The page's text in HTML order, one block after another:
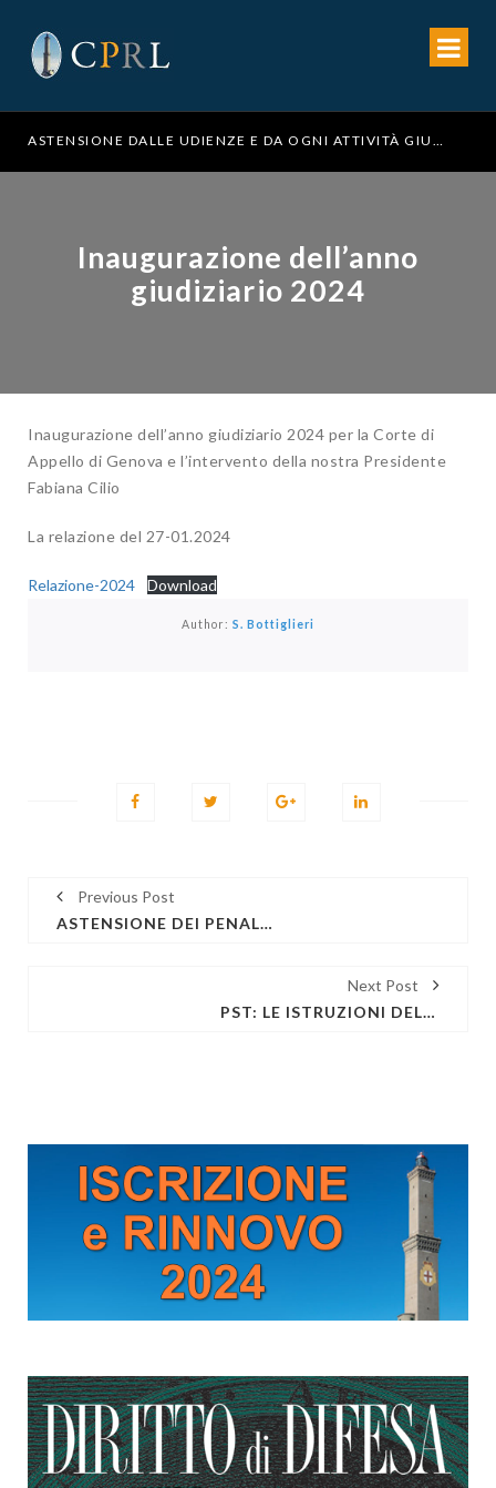
ASTENSIONE DALLE UDIENZE E DA OGNI ATTIVITÀ GIUDIZIARIA NEL SETTORE PENALE PER I GIORNI DAL 23 AL 29 SETTEMBRE 2026
Inaugurazione dell’anno
giudiziario 2024
Inaugurazione dell’anno giudiziario 2024 per la Corte di
Appello di Genova e l’intervento della nostra Presidente
Fabiana Cilio
La relazione del 27-01.2024
Relazione-2024 Download
Author: S. Bottiglieri
Previous Post
ASTENSIONE DEI PENALISTI
Next Post
PST: LE ISTRUZIONI DELLA PROCURA SUL DM 217/24